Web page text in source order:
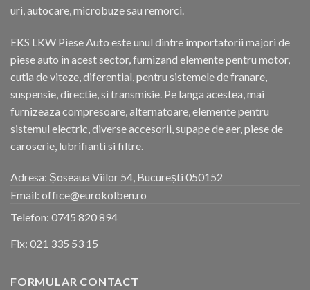
uri, autocare, microbuze sau remorci.
EKS LKW Piese Auto este unul dintre importatorii majori de
piese auto in acest sector, furnizand elemente pentru motor,
cutia de viteze, diferential, pentru sistemele de franare,
suspensie, directie, si transmisie. Pe langa acestea, mai
furnizeaza compresoare, alternatoare, elemente pentru
sistemul electric, diverse accesorii, supape de aer, piese de
caroserie, lubrifianti si filtre.
Adresa: Șoseaua Viilor 54, București 050152
Email: office@eurokolben.ro
Telefon: 0745 820 894
Fix: 021 335 53 15
FORMULAR CONTACT